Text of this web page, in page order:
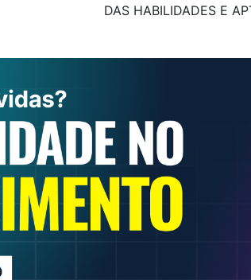
DAS HABILIDADES E